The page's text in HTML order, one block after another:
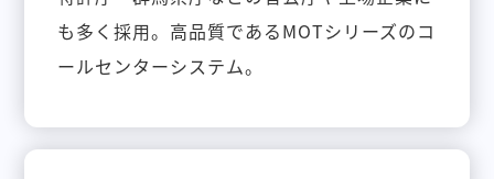
も多く採用。高品質であるMOTシリーズのコ
ールセンターシステム。